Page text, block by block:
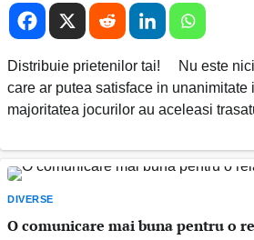
Distribuie prietenilor tai! Nu este
care ar putea satisface in unanimitate
majoritatea jocurilor au aceleasi
DIVERSE
O comunicare mai buna pentru o